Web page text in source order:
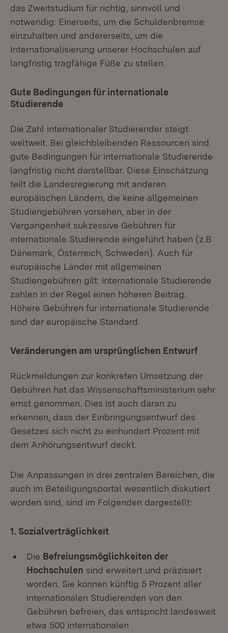
das Zweitstudium für richtig, sinnvoll und
notwendig: Einerseits, um die Schuldenbremse
einzuhalten und andererseits, um die
Internationalisierung unserer Hochschulen auf
langfristig tragfähige Füße zu stellen.
Gute Bedingungen für internationale
Studierende
Die Zahl internationaler Studierender steigt
weltweit. Bei gleichbleibenden Ressourcen sind
gute Bedingungen für internationale Studierende
langfristig nicht darstellbar. Diese Einschätzung
teilt die Landesregierung mit anderen
europäischen Ländern, die keine allgemeinen
Studiengebühren vorsehen, aber in der
Vergangenheit sukzessive Gebühren für
internationale Studierende eingeführt haben (z.B
Dänemark, Österreich, Schweden). Auch für
europäische Länder mit allgemeinen
Studiengebühren gilt: internationale Studierende
zahlen in der Regel einen höheren Beitrag.
Höhere Gebühren für internationale Studierende
sind der europäische Standard.
Veränderungen am ursprünglichen Entwurf
Rückmeldungen zur konkreten Umsetzung der
Gebühren hat das Wissenschaftsministerium sehr
ernst genommen. Dies ist auch daran zu
erkennen, dass der Einbringungsentwurf des
Gesetzes sich nicht zu einhundert Prozent mit
dem Anhörungsentwurf deckt.
Die Anpassungen in drei zentralen Bereichen, die
auch im Beteiligungsportal wesentlich diskutiert
worden sind, sind im Folgenden dargestellt:
1. Sozialverträglichkeit
Die Befreiungsmöglichkeiten der
Hochschulen sind erweitert und präzisiert
worden. Sie können künftig 5 Prozent aller
internationalen Studierenden von den
Gebühren befreien, das entspricht landesweit
etwa 500 internationalen